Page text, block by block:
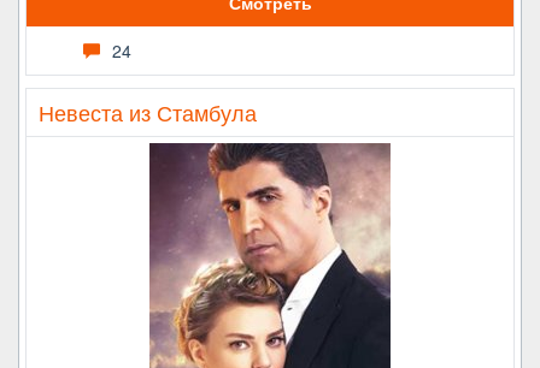
24
Невеста из Стамбула